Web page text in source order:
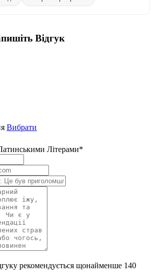
Відгук
Вибрати
Літерами*
рекомендується щонайменше 140